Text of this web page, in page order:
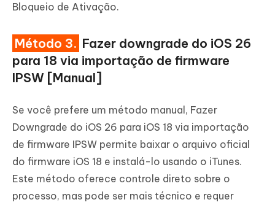
Bloqueio de Ativação.
Método 3. Fazer downgrade do iOS 26
para 18 via importação de firmware
IPSW [Manual]
Se você prefere um método manual, Fazer
Downgrade do iOS 26 para iOS 18 via importação
de firmware IPSW permite baixar o arquivo oficial
do firmware iOS 18 e instalá-lo usando o iTunes.
Este método oferece controle direto sobre o
processo, mas pode ser mais técnico e requer